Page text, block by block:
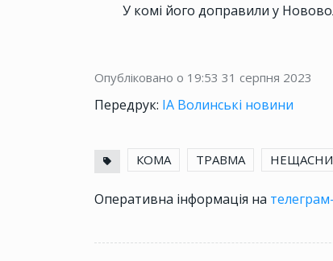
У комі його доправили у
Опубліковано о 19:53 31 серпня 2023
Передрук: ІА Волинські новини
КОМА ТРАВМА
Оперативна інформація на